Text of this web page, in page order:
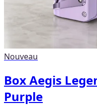
Nouveau
Box Aegis
Purple